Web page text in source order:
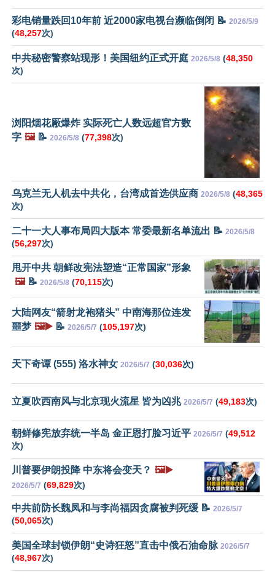
彩电销量跌回10年前 近2000家电视台濒临倒闭 📝 2026/5/9
(48,257次)
中共秘密警察站现形！美国纽约正式开庭 2026/5/8 (48,350
次)
浏阳烟花厰爆炸 实际死亡人数远超官方数
字 🖼️📝 2026/5/8 (77,398次)
乌克兰无人机去中共化，台湾成首选供应商 2026/5/8 (48,365
次)
二十一大人事布局四大版本 常委最新名单流出 📝 2026/5/8
(56,297次)
甩开中共 朝鲜改宪法塑造“正常国家”形象
🖼️📝 2026/5/8 (70,115次)
大陆网友“箭射龙袍猪头” 中南海那位连发
噩梦 🖼️▶️ 📝 2026/5/7 (105,197次)
天下奇谭 (555) 洛水神女 2026/5/7 (30,036次)
立夏吹西南风与北京现火流星 皆为凶兆 2026/5/7 (49,183次)
朝鲜修宪放弃统一半岛 金正恩打脸习近平 2026/5/7 (49,512
次)
川普要伊朗投降 中东将会变天？ 🖼️▶️
2026/5/7 (69,829次)
中共前防长魏凤和与李尚福因贪腐被判死缓 📝 2026/5/7
(50,065次)
美国全球封锁伊朗“史诗狂怒”直击中俄石油命脉 2026/5/7
(48,967次)